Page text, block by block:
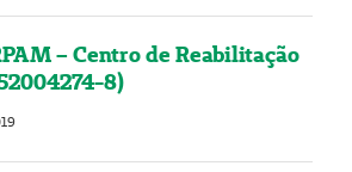
– Centro de Reabilitação
8)